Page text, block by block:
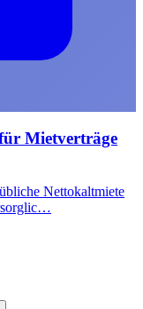
Mietverträge
Nettokaltmiete